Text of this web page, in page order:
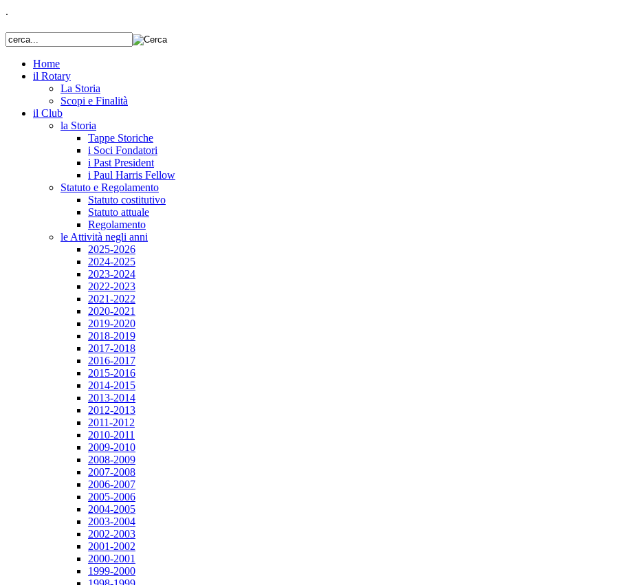
.
Home
il Rotary
La Storia
Scopi e Finalità
il Club
la Storia
Tappe Storiche
i Soci Fondatori
i Past President
i Paul Harris Fellow
Statuto e Regolamento
Statuto costitutivo
Statuto attuale
Regolamento
le Attività negli anni
2025-2026
2024-2025
2023-2024
2022-2023
2021-2022
2020-2021
2019-2020
2018-2019
2017-2018
2016-2017
2015-2016
2014-2015
2013-2014
2012-2013
2011-2012
2010-2011
2009-2010
2008-2009
2007-2008
2006-2007
2005-2006
2004-2005
2003-2004
2002-2003
2001-2002
2000-2001
1999-2000